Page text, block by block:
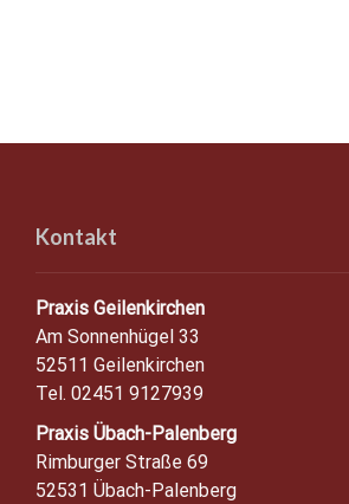
Kontakt
Praxis Geilenkirchen
Am Sonnenhügel 33
52511 Geilenkirchen
Tel. 02451 9127939
Praxis Übach-Palenberg
Rimburger Straße 69
52531 Übach-Palenberg